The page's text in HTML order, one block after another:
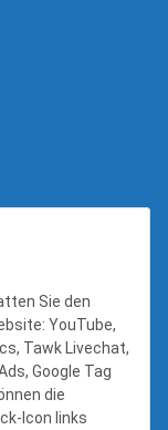
Sie den
YouTube,
Tawk Livechat,
Google Tag
die
Icon links